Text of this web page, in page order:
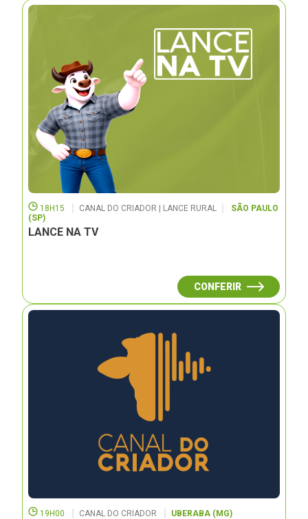
18H15 CANAL DO CRIADOR | LANCE RURAL
SÃO PAULO
(SP)
LANCE NA TV
CONFERIR
19H00 CANAL DO CRIADOR UBERABA (MG)